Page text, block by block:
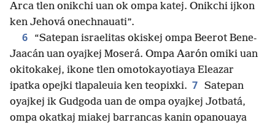
Arca tlen onikchi uan ok ompa katej. Onikchi ijkon
ken Jehová onechnauati”.
6
“Satepan israelitas okiskej ompa Beerot Bene-
Jaacán uan oyajkej Moserá. Ompa Aarón omiki uan
okitokakej, ikone tlen omotokayotiaya Eleazar
ipatka opejki tlapaleuia ken teopixki. 7 Satepan
oyajkej ik Gudgoda uan de ompa oyajkej Jotbatá,
ompa okatkaj miakej barrancas kanin opanouaya